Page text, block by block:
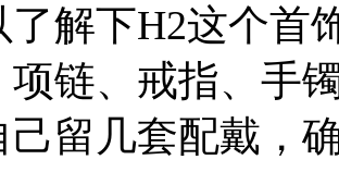
了解下H2这个首
项链、戒指、手
己留几套配戴，